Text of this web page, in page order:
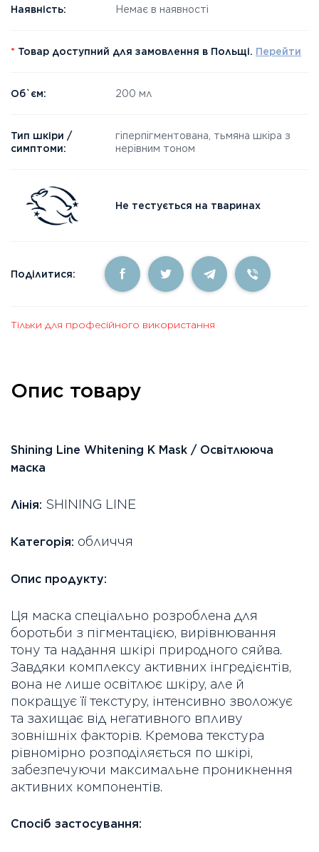
Наявність: Немає в наявності
* Товар доступний для замовлення в Польщі. Перейти
Об`єм: 200 мл
Тип шкіри /
симптоми:
гіперпігментована, тьмяна шкіра з
нерівним тоном
Не тестується на тваринах
Поділитися:
Тільки для професійного використання
Опис товару
Shining Line Whitening K Mask / Освітлююча
маска
Лінія: SHINING LINE
Категорія: обличчя
Опис продукту:
Ця маска спеціально розроблена для
боротьби з пігментацією, вирівнювання
тону та надання шкірі природного сяйва.
Завдяки комплексу активних інгредієнтів,
вона не лише освітлює шкіру, але й
покращує її текстуру, інтенсивно зволожує
та захищає від негативного впливу
зовнішніх факторів. Кремова текстура
рівномірно розподіляється по шкірі,
забезпечуючи максимальне проникнення
активних компонентів.
Спосіб застосування: